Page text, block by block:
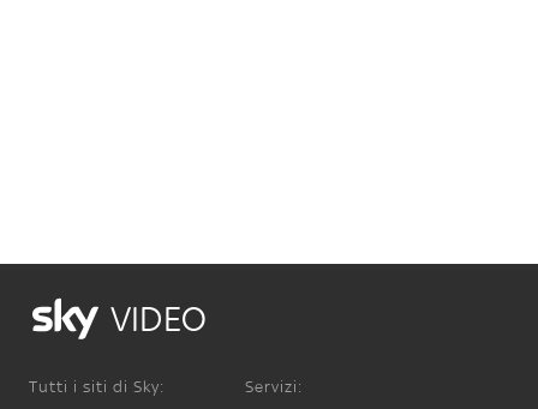
VIDEO
Tutti i siti di Sky: Servizi: